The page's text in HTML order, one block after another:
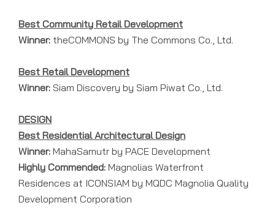
Best Community Retail Development
Winner: theCOMMONS by The Commons Co., Ltd.
Best Retail Development
Winner: Siam Discovery by Siam Piwat Co., Ltd.
DESIGN
Best Residential Architectural Design
Winner: MahaSamutr by PACE Development
Highly Commended: Magnolias Waterfront
Residences at ICONSIAM by MQDC Magnolia Quality
Development Corporation